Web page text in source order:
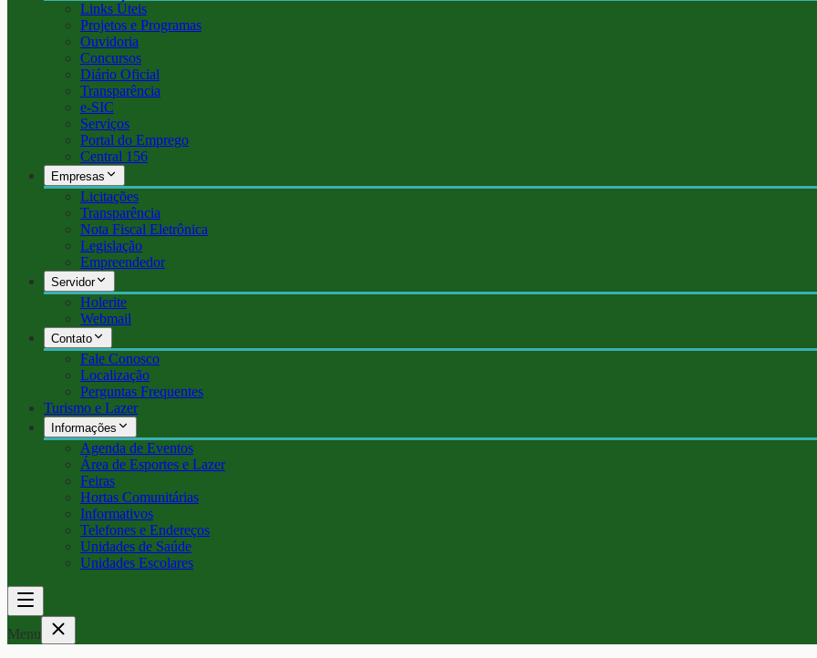
Links Úteis
Projetos e Programas
Ouvidoria
Concursos
Diário Oficial
Transparência
e-SIC
Serviços
Portal do Emprego
Central 156
Empresas
Licitações
Transparência
Nota Fiscal Eletrônica
Legislação
Empreendedor
Servidor
Holerite
Webmail
Contato
Fale Conosco
Localização
Perguntas Frequentes
Turismo e Lazer
Informações
Agenda de Eventos
Área de Esportes e Lazer
Feiras
Hortas Comunitárias
Informativos
Telefones e Endereços
Unidades de Saúde
Unidades Escolares
Menu